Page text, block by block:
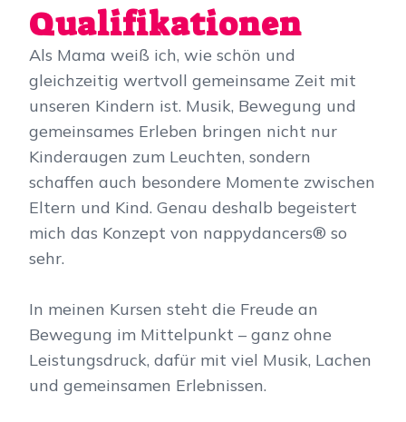
Qualifikationen
Als Mama weiß ich, wie schön und
gleichzeitig wertvoll gemeinsame Zeit mit
unseren Kindern ist. Musik, Bewegung und
gemeinsames Erleben bringen nicht nur
Kinderaugen zum Leuchten, sondern
schaffen auch besondere Momente zwischen
Eltern und Kind. Genau deshalb begeistert
mich das Konzept von nappydancers® so
sehr.
In meinen Kursen steht die Freude an
Bewegung im Mittelpunkt – ganz ohne
Leistungsdruck, dafür mit viel Musik, Lachen
und gemeinsamen Erlebnissen.